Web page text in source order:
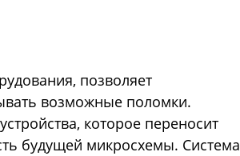
позволяет
возможные поломки.
которое переносит
будущей микросхемы. Система